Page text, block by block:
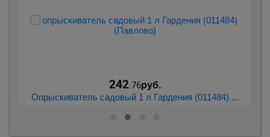
242 .76руб.
Опрыскиватель садовый 1 л Гардения (011484) ...